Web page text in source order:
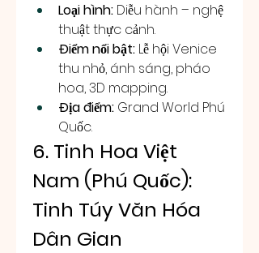
Loại hình: Diễu hành – nghệ
thuật thực cảnh.
Điểm nổi bật: Lễ hội Venice
thu nhỏ, ánh sáng, pháo
hoa, 3D mapping.
Địa điểm: Grand World Phú
Quốc.
6. Tinh Hoa Việt
Nam (Phú Quốc):
Tinh Túy Văn Hóa
Dân Gian